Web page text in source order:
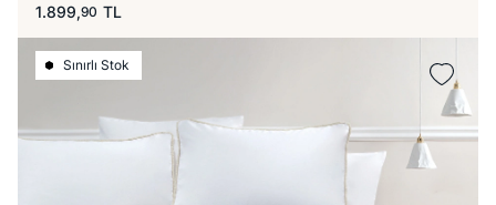
1.899,90 TL
Sınırlı Stok